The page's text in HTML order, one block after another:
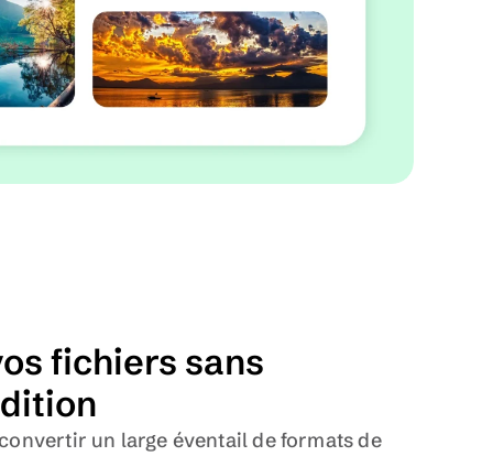
fichiers sans
un large éventail de formats de